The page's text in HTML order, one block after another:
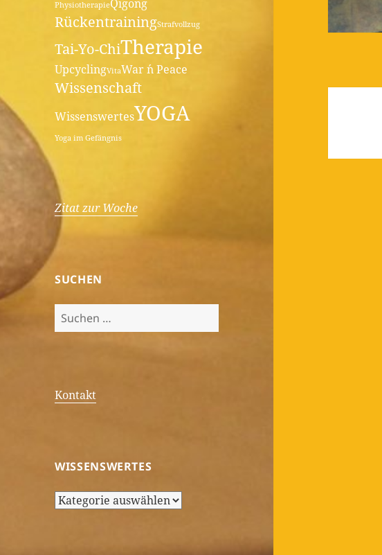
PhysiotherapieQigong
RückentrainingStrafvollzug
Tai-Yo-ChiTherapie
UpcyclingVitaWar ´n Peace
Wissenschaft
WissenswertesYOGA
Yoga im Gefängnis
Zitat zur Woche
SUCHEN
Suchen
nach:
Kontakt
WISSENSWERTES
Wissenswertes